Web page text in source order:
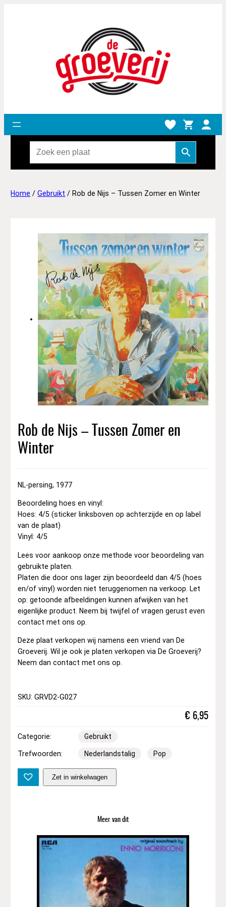
Home /Gebruikt / Rob de Nijs – Tussen Zomer en Winter
Rob de Nijs – Tussen Zomer en
Winter
NL-persing, 1977
Beoordeling hoes en vinyl:
Hoes: 4/5 (sticker linksboven op achterzijde en op label
van de plaat)
Vinyl: 4/5
Lees voor aankoop onze methode voor beoordeling van
gebruikte platen.
Platen die door ons lager zijn beoordeeld dan 4/5 (hoes
en/of vinyl) worden niet teruggenomen na verkoop. Let
op: getoonde afbeeldingen kunnen afwijken van het
eigenlijke product. Neem bij twijfel of vragen gerust even
contact met ons op.
Deze plaat verkopen wij namens een vriend van De
Groeverij. Wil je ook je platen verkopen via De Groeverij?
Neem dan contact met ons op.
SKU: GRVD2-G027
€ 6,95
Categorie: Gebruikt
Trefwoorden: Nederlandstalig Pop
o
e
i
s
–
u
Zet in winkelwagen
Meer van dit